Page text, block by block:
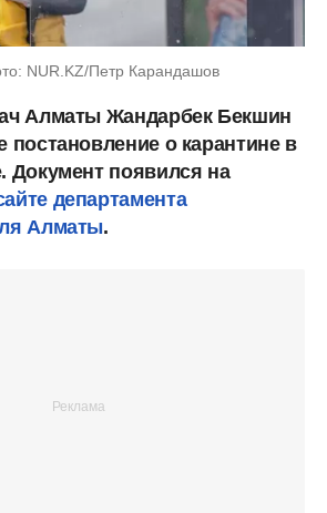
NUR.KZ/Петр Карандашов
Алматы Жандарбек Бекшин
постановление о карантине в
Документ появился на
департамента
Алматы.